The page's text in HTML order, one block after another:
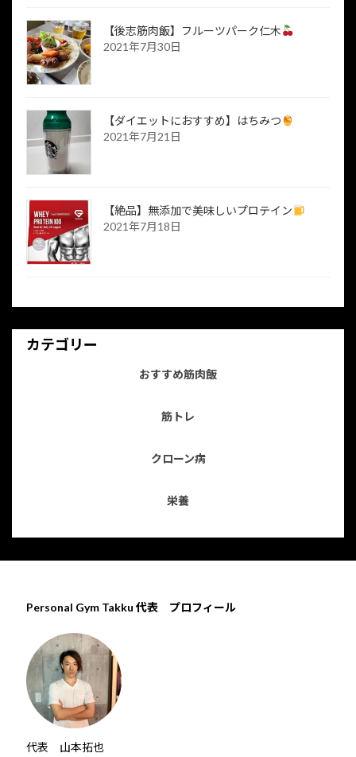
【後志筋肉飯】フルーツパーク仁木
2021年7月30日
【ダイエットにおすすめ】はちみつ
2021年7月21日
【絶品】無添加で美味しいプロテイン
2021年7月18日
カテゴリー
おすすめ筋肉飯
筋トレ
クローン病
栄養
Personal Gym Takku 代表 プロフィール
代表 山本拓也